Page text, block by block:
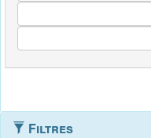
Filtres